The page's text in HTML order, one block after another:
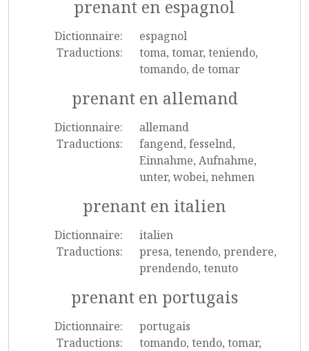
prenant en espagnol
Dictionnaire:
espagnol
Traductions:
toma, tomar, teniendo,
tomando, de tomar
prenant en allemand
Dictionnaire:
allemand
Traductions:
fangend, fesselnd,
Einnahme, Aufnahme,
unter, wobei, nehmen
prenant en italien
Dictionnaire:
italien
Traductions:
presa, tenendo, prendere,
prendendo, tenuto
prenant en portugais
Dictionnaire:
portugais
Traductions:
tomando, tendo, tomar,